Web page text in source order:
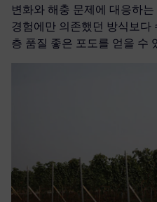
변화와 해충 문제에 대응하
경험에만 의존했던 방식보
층 품질 좋은 포도를 얻을 수